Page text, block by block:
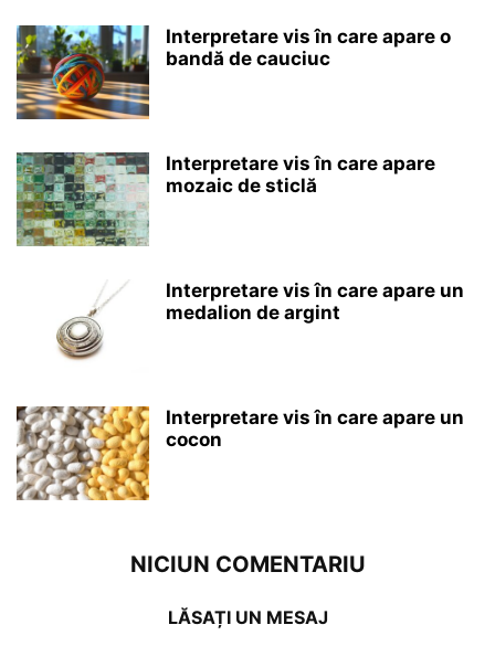
Interpretare vis în care apare o
bandă de cauciuc
Interpretare vis în care apare
mozaic de sticlă
Interpretare vis în care apare un
medalion de argint
Interpretare vis în care apare un
cocon
NICIUN COMENTARIU
LĂSAȚI UN MESAJ